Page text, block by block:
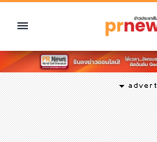
หมวดหมู่
พีอาร์ นิวส์ไวร์
สินค้า, บริการ
โปรโมชั่น
งานอีเว้นท์